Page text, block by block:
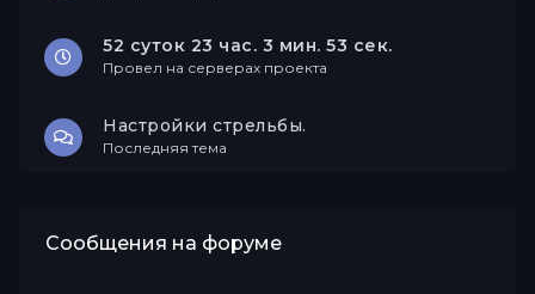
52 суток 23 час. 3 мин. 53 сек.
Провел на серверах проекта
Настройки стрельбы.
Последняя тема
Сообщения на форуме